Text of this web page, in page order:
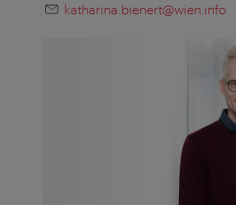
katharina.bienert@wien.info